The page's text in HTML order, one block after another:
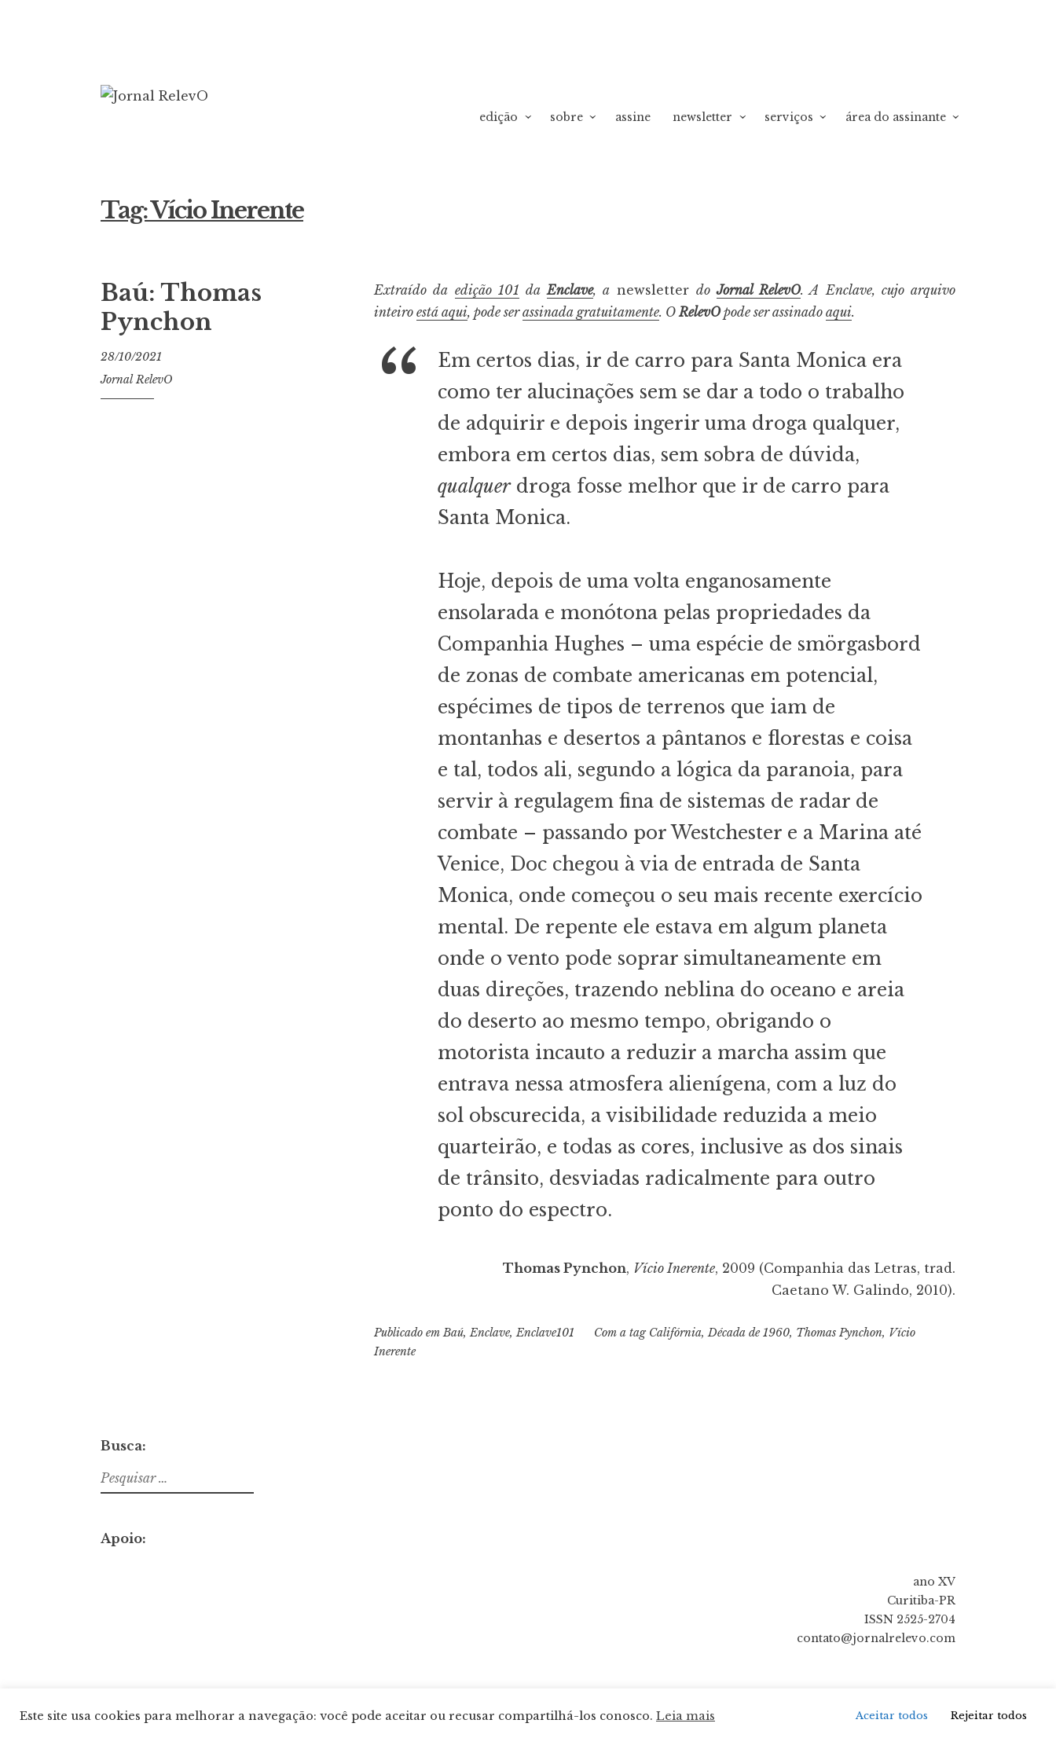
para
edição sobre assine newsletter serviços área do assinante
Tag:Vício Inerente
Baú: Thomas
Pynchon
28/10/2021
Jornal RelevO
Extraído da edição 101 daEnclave, a newsletter doJornal RelevO. A Enclave, cujo arquivo
inteiroestá aqui, pode serassinada gratuitamente. ORelevOpode ser assinadoaqui.
Em certos dias, ir de carro para Santa Monica era
como ter alucinações sem se dar a todo o trabalho
de adquirir e depois ingerir uma droga qualquer,
embora em certos dias, sem sobra de dúvida,
qualquerdroga fosse melhor que ir de carro para
Santa Monica.
Hoje, depois de uma volta enganosamente
ensolarada e monótona pelas propriedades da
Companhia Hughes – uma espécie de smörgasbord
de zonas de combate americanas em potencial,
espécimes de tipos de terrenos que iam de
montanhas e desertos a pântanos e florestas e coisa
e tal, todos ali, segundo a lógica da paranoia, para
servir à regulagem fina de sistemas de radar de
combate – passando por Westchester e a Marina até
Venice, Doc chegou à via de entrada de Santa
Monica, onde começou o seu mais recente exercício
mental. De repente ele estava em algum planeta
onde o vento pode soprar simultaneamente em
duas direções, trazendo neblina do oceano e areia
do deserto ao mesmo tempo, obrigando o
motorista incauto a reduzir a marcha assim que
entrava nessa atmosfera alienígena, com a luz do
sol obscurecida, a visibilidade reduzida a meio
quarteirão, e todas as cores, inclusive as dos sinais
de trânsito, desviadas radicalmente para outro
ponto do espectro.
Thomas Pynchon, Vício Inerente, 2009 (Companhia das Letras, trad.
Caetano W. Galindo, 2010).
Publicado emBaú,Enclave,Enclave101 Com a tag Califórnia,Década de 1960, Thomas Pynchon, Vício
Inerente
Busca:
Pesquisar
por:
Apoio:
ano XV
Curitiba-PR
ISSN 2525-2704
contato@jornalrelevo.com
Este site usa cookies para melhorar a navegação: você pode aceitar ou recusar compartilhá-los conosco. Leia mais Aceitar todos Rejeitar todos